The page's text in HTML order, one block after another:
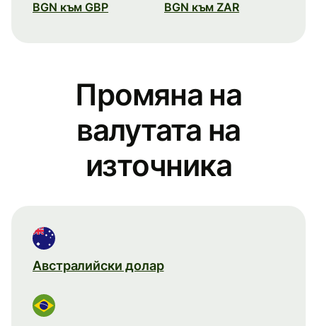
BGN към GBP BGN към ZAR
Промяна на
валутата на
източника
Австралийски долар